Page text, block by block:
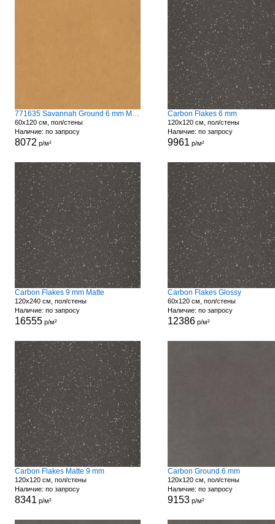
771635 Savannah Ground 6 mm Matte
60x120 см, пол/стены
Наличие: по запросу
8072 р/м²
Carbon Flakes 6 mm
120x120 см, пол/стены
Наличие: по запросу
9961 р/м²
Carbon Flakes 9 mm Matte
120x240 см, пол/стены
Наличие: по запросу
16555р/м²
Carbon Flakes Glossy
60x120 см, пол/стены
Наличие: по запросу
12386р/м²
Carbon Flakes Matte 9 mm
120x120 см, пол/стены
Наличие: по запросу
8341 р/м²
Carbon Ground 6 mm
120x120 см, пол/стены
Наличие: по запросу
9153р/м²